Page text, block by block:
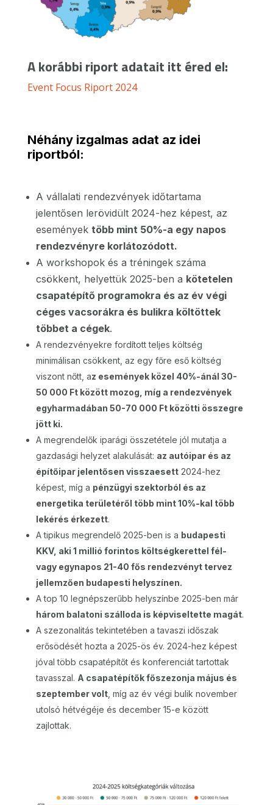
A korábbi riport adatait itt éred el:
Event Focus Riport 2024
Néhány izgalmas adat az idei
riportból:
A vállalati rendezvények időtartama
jelentősen lerövidült 2024-hez képest, az
események több mint 50%-a egy napos
rendezvényre korlátozódott.
A workshopok és a tréningek száma
csökkent, helyettük 2025-ben a kötetelen
csapatépítő programokra és az év végi
céges vacsorákra és bulikra költöttek
többet a cégek.
A rendezvényekre fordított teljes költség
minimálisan csökkent, az egy főre eső költség
viszont nőtt, az események közel 40%-ánál 30-
50 000 Ft között mozog, míg a rendezvények
egyharmadában 50-70 000 Ft közötti összegre
jött ki.
A megrendelők iparági összetétele jól mutatja a
gazdasági helyzet alakulását: az autóipar és az
építőipar jelentősen visszaesett2024-hez
képest, míg a pénzügyi szektorból és az
energetika területéről több mint 10%-kal több
lekérés érkezett.
A tipikus megrendelő 2025-ben is a budapesti
KKV, aki 1 millió forintos költségkerettel fél-
vagy egynapos 21-40 fős rendezvényt tervez
jellemzően budapesti helyszínen.
A top 10 legnépszerűbb helyszínbe 2025-ben már
három balatoni szálloda is képviseltette magát.
A szezonalitás tekintetében a tavaszi időszak
erősödését hozta a 2025-ös év. 2024-hez képest
jóval több csapatépítőt és konferenciát tartottak
tavasszal. A csapatépítők főszezonja május és
szeptember volt, míg az év végi bulik november
utolsó hétvégéje és december 15-e között
zajlottak.